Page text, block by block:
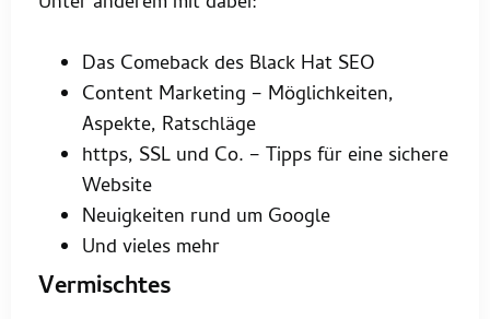
Das Comeback des Black Hat SEO
Content Marketing – Möglichkeiten,
Aspekte, Ratschläge
https, SSL und Co. – Tipps für eine sichere
Website
Neuigkeiten rund um Google
Und vieles mehr
Vermischtes